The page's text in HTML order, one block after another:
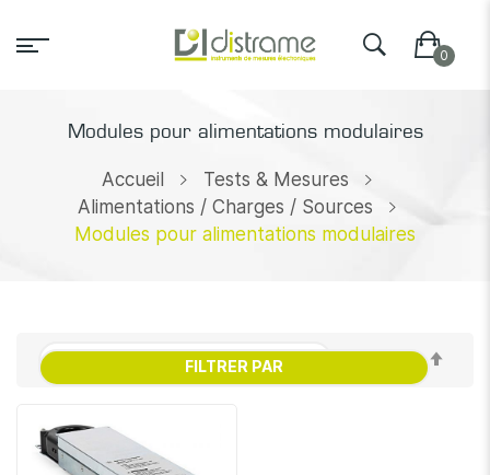
Modules pour alimentations modulaires
Accueil
Tests & Mesures
Alimentations / Charges / Sources
Modules pour alimentations modulaires
FILTRER PAR